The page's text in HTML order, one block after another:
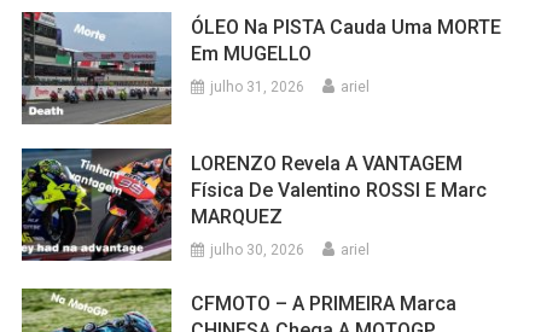
ÓLEO Na PISTA Cauda Uma MORTE
Em MUGELLO
julho 31, 2026 ariel
LORENZO Revela A VANTAGEM
Física De Valentino ROSSI E Marc
MARQUEZ
julho 30, 2026 ariel
CFMOTO – A PRIMEIRA Marca